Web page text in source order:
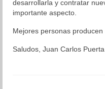
desarrollarla y contratar
importante aspecto.
Mejores personas
Saludos, Juan Carlos Puerta